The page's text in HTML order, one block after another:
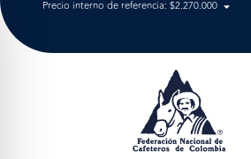
Precio interno de referencia: $2.270.000